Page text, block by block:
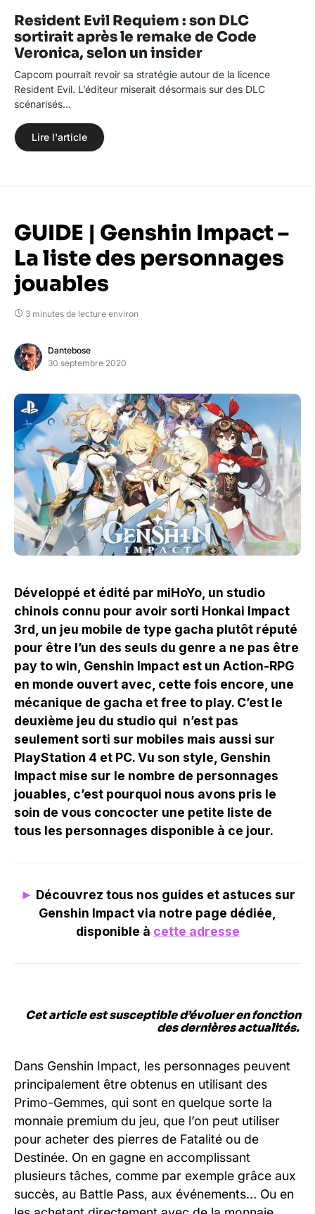
Resident Evil Requiem : son DLC
sortirait après le remake de Code
Veronica, selon un insider
Capcom pourrait revoir sa stratégie autour de la licence
Resident Evil. L’éditeur miserait désormais sur des DLC
scénarisés…
Lire l'article
GUIDE | Genshin Impact –
La liste des personnages
jouables
3 minutes de lecture environ
Dantebose
30 septembre 2020
Développé et édité par miHoYo, un studio
chinois connu pour avoir sorti Honkai Impact
3rd, un jeu mobile de type gacha plutôt réputé
pour être l’un des seuls du genre a ne pas être
pay to win, Genshin Impact est un Action-RPG
en monde ouvert avec, cette fois encore, une
mécanique de gacha et free to play. C’est le
deuxième jeu du studio qui n’est pas
seulement sorti sur mobiles mais aussi sur
PlayStation 4 et PC. Vu son style, Genshin
Impact mise sur le nombre de personnages
jouables, c’est pourquoi nous avons pris le
soin de vous concocter une petite liste de
tous les personnages disponible à ce jour.
► Découvrez tous nos guides et astuces sur
Genshin Impact via notre page dédiée,
disponible à cette adresse
Cet article est susceptible d’évoluer en fonction
des dernières actualités.
Dans Genshin Impact, les personnages peuvent
principalement être obtenus en utilisant des
Primo-Gemmes, qui sont en quelque sorte la
monnaie premium du jeu, que l’on peut utiliser
pour acheter des pierres de Fatalité ou de
Destinée. On en gagne en accomplissant
plusieurs tâches, comme par exemple grâce aux
succès, au Battle Pass, aux événements… Ou en